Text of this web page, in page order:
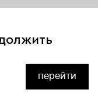
перейти